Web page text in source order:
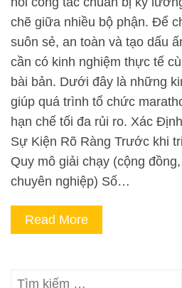
chẽ giữa nhiều bộ phận. Để
suôn sẻ, an toàn và tạo dấu
cần có kinh nghiệm thực tế
bài bản. Dưới đây là những
giúp quá trình tổ chức
hạn chế tối đa rủi ro. Xác
Sự Kiện Rõ Ràng Trước khi
Quy mô giải chạy (cộng
chuyên nghiệp) Số…
Read More
Tìm